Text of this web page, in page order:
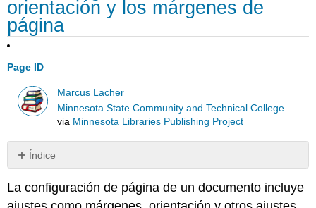
orientación y los márgenes de
página
Page ID
Marcus Lacher
Minnesota State Community and Technical College
via Minnesota Libraries Publishing Project
Índice
Sin
La configuración de página de un documento incluye